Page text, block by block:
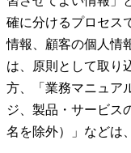
確に分けるプロセス
情報、顧客の個人情
は、原則として取り
方、「業務マニュア
ジ、製品・サービス
名を除外）」などは